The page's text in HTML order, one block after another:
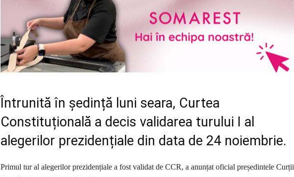
Întrunită în ședință luni seara, Curtea
Constituțională a decis validarea turului I al
alegerilor prezidențiale din data de 24 noiembrie.
Primul tur al alegerilor prezidențiale a fost validat de CCR, a anunțat oficial președintele Curții